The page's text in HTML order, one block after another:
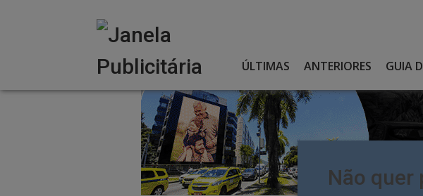
ÚLTIMAS ANTERIORES GUIA
Não quer